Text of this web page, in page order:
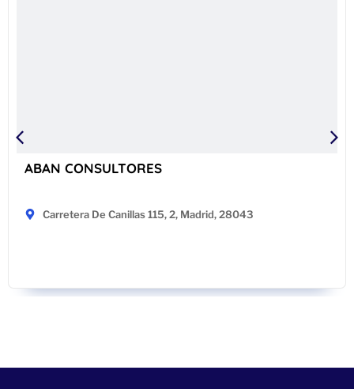
ABAN CONSULTORES
Carretera De Canillas 115, 2, Madrid, 28043